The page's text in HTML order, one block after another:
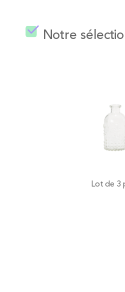
Notre
Lot de 3